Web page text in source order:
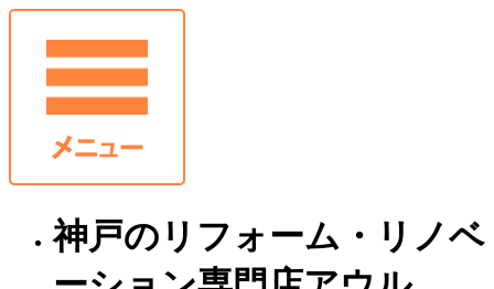
神戸のリフォーム・リノベ